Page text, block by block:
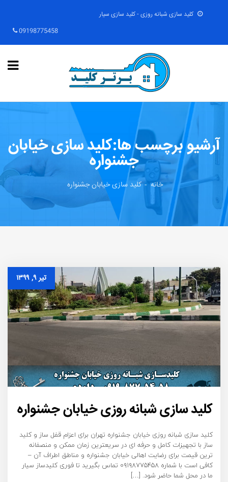
کلید سازی شبانه روزی - کلید سازی سیار
09198775458
آرشیو برچسب ها:کلید سازی خیابان
جشنواره
خانه کلید سازی خیابان جشنواره
تیر ۹, ۱۳۹۹
کلید سازی شبانه روزی خیابان جشنواره
کلید سازی شبانه روزی خیابان جشنواره تهران برای اعزام قفل ساز و کلید
ساز با تجهیزات کامل و حرفه ای در سریعترین زمان ممکن و منصفانه
ترین قیمت برای رضایت اهالی خیابان جشنواره و مناطق اطراف آن –
کافی است با شماره ۰۹۱۹۸۷۷۵۴۵۸ تماس بگیرید تا فوری کلیدساز سیار
ما در محل شما حاضر شود. […]